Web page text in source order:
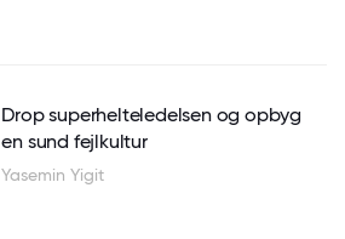
Drop superhelteledelsen og opbyg
en sund fejlkultur
Yasemin Yigit